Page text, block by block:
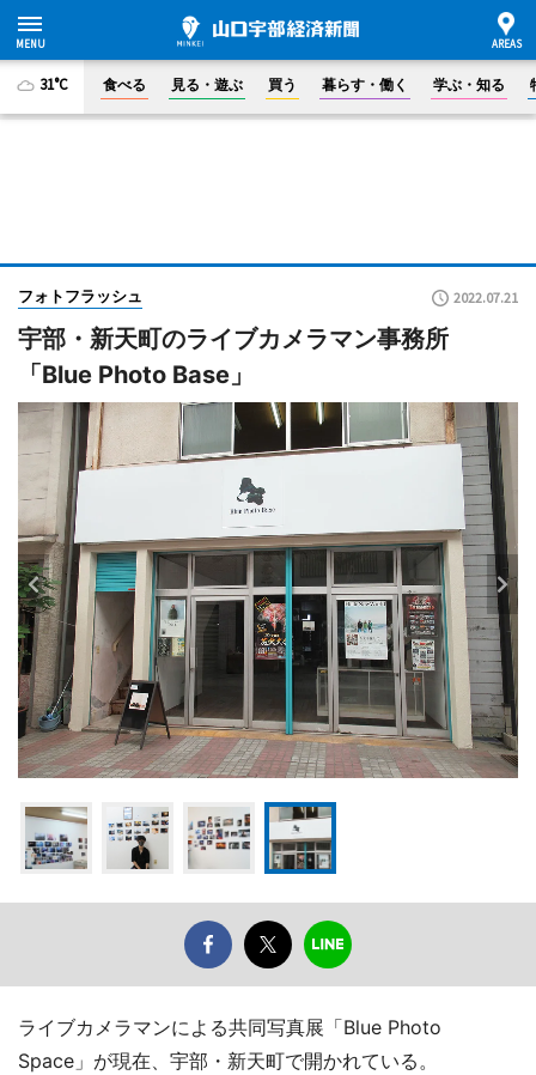
31°C 食べる 見る・遊ぶ 買う 暮らす・働く 学ぶ・知る
フォトフラッシュ 2022.07.21
宇部・新天町のライブカメラマン事務所
「Blue Photo Base」
ライブカメラマンによる共同写真展「Blue Photo
Space」が現在、宇部・新天町で開かれている。